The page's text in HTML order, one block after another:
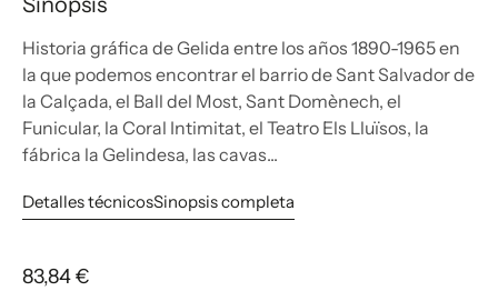
Historia gráfica de Gelida entre los años 1890-1965 en
la que podemos encontrar el barrio de Sant Salvador de
la Calçada, el Ball del Most, Sant Domènech, el
Funicular, la Coral Intimitat, el Teatro Els Lluïsos, la
fábrica la Gelindesa, las cavas...
Detalles técnicosSinopsis completa
83,84 €